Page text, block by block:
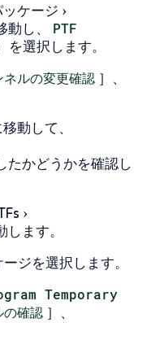
ケージ
動し、
PTF
を選択します。
ルの変更確認 ］、
動して、
たかどうかを確認し
ます。
ジを選択します。
Temporary
確認 ］、